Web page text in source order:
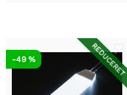
REDUCERET
-49 %